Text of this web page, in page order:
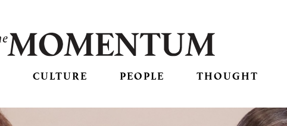
CULTURE PEOPLE THOUGHT